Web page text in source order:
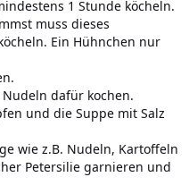
1 Stunde köcheln.
muss dieses
Ein Hühnchen nur
dafür kochen.
und die Suppe mit Salz
wie z.B. Nudeln, Kartoffeln
Petersilie garnieren und